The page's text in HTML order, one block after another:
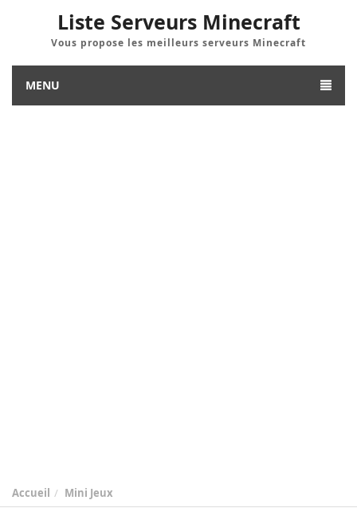
Liste Serveurs Minecraft
Vous propose les meilleurs serveurs Minecraft
MENU
Accueil Mini Jeux